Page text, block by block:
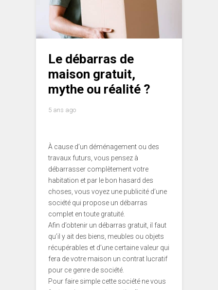
Le débarras de
maison gratuit,
mythe ou réalité ?
5 ans ago
À cause d’un déménagement ou des
travaux futurs, vous pensez à
débarrasser complètement votre
habitation et par le bon hasard des
choses, vous voyez une publicité d’une
société qui propose un débarras
complet en toute gratuité.
Afin d’obtenir un débarras gratuit, il faut
qu’il y ait des biens, meubles ou objets
récupérables et d’une certaine valeur qui
fera de votre maison un contrat lucratif
pour ce genre de société.
Pour faire simple cette société ne vous